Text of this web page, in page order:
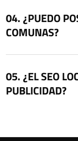
¿PUEDO
COMUNAS?
¿EL SEO
PUBLICIDAD?